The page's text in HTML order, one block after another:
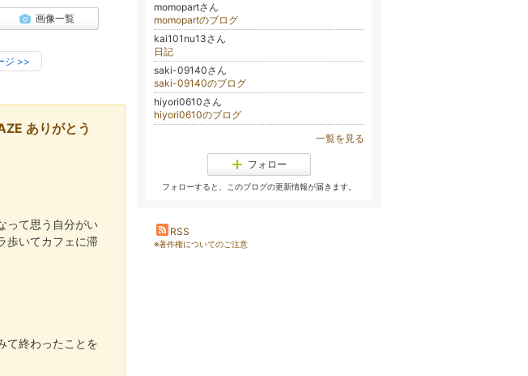
画像一覧
ジ >>
ありがとう
って思う自分がい
歩いてカフェに滞
て終わったことを
momopartさん
momopartのブログ
kai101nu13さん
日記
saki-09140さん
saki-09140のブログ
hiyori0610さん
hiyori0610のブログ
一覧を見る
フォロー
フォローすると、このブログの更新情報が届きます。
RSS
※著作権についてのご注意